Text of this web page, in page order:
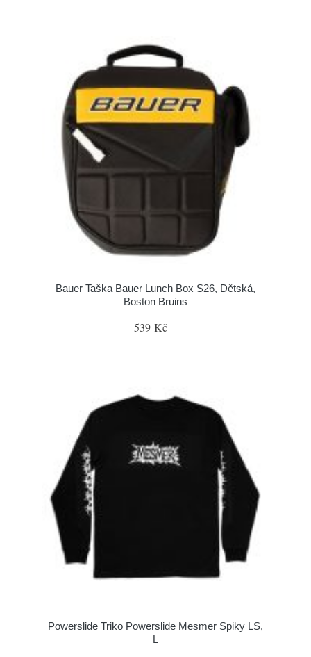
Bauer Taška Bauer Lunch Box S26, Dětská,
Boston Bruins
539 Kč
Powerslide Triko Powerslide Mesmer Spiky LS,
L